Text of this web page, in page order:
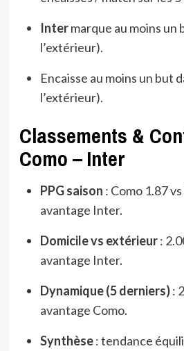
Intermarque au moins un
l’extérieur).
Encaisse au moins un but
l’extérieur).
Classements &
Como – Inter
PPG saison : Como 1.87
avantage Inter.
Domicile vs extérieur:
avantage Inter.
Dynamique (5 derniers):
avantage Como.
Synthèse: tendance